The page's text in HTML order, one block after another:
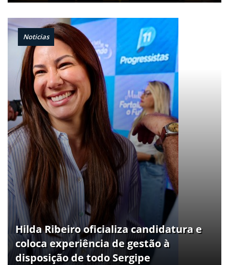
Noticias
Hilda Ribeiro oficializa candidatura e
coloca experiência de gestão à
disposição de todo Sergipe